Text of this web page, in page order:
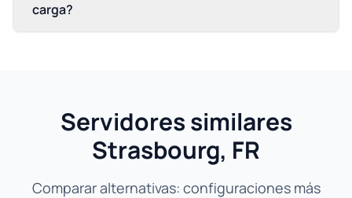
carga?
Servidores similares
Strasbourg, FR
Comparar alternativas: configuraciones más